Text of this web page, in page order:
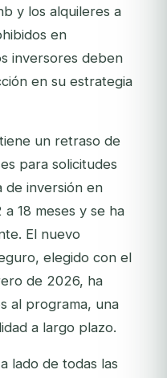
y los alquileres a
en
inversores deben
en su estrategia
un retraso de
para solicitudes
de inversión en
18 meses y se ha
El nuevo
elegido con el
de 2026, ha
al programa, una
a largo plazo.
lado de todas las